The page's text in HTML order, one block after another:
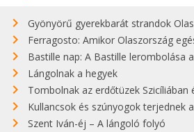
Gyönyörű gyerekbarát strandok
Ferragosto: Amikor Olaszország
Bastille nap: A Bastille lerombolása az
Lángolnak a hegyek
Tombolnak az erdőtüzek Szicíliában
Kullancsok és szúnyogok terjednek
Szent Iván-éj – A lángoló folyó